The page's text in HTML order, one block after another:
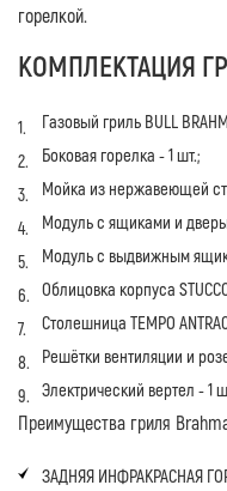
горелкой.
КОМПЛЕКТАЦИЯ
Газовый гриль BULL
Боковая горелка - 1 шт.;
Мойка из нержавеющей
Модуль с ящиками и
Модуль с выдвижным
Облицовка корпуса
Столешница TEMPO
Решётки вентиляции и
Электрический вертел - 1
Преимущества гриля
ЗАДНЯЯ ИНФРАКРАСНАЯ